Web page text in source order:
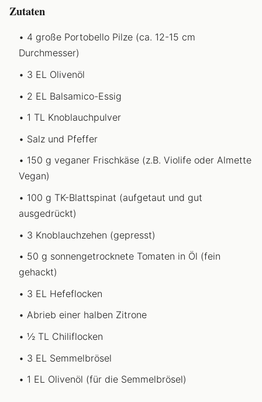
Zutaten
4 große Portobello Pilze (ca. 12-15 cm
Durchmesser)
3 EL Olivenöl
2 EL Balsamico-Essig
1 TL Knoblauchpulver
Salz und Pfeffer
150 g veganer Frischkäse (z.B. Violife oder Almette
Vegan)
100 g TK-Blattspinat (aufgetaut und gut
ausgedrückt)
3 Knoblauchzehen (gepresst)
50 g sonnengetrocknete Tomaten in Öl (fein
gehackt)
3 EL Hefeflocken
Abrieb einer halben Zitrone
½ TL Chiliflocken
3 EL Semmelbrösel
1 EL Olivenöl (für die Semmelbrösel)